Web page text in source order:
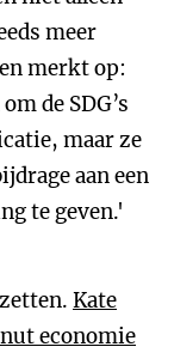
meer
merkt op:
de SDG’s
maar ze
aan een
te geven.'
Kate
economie